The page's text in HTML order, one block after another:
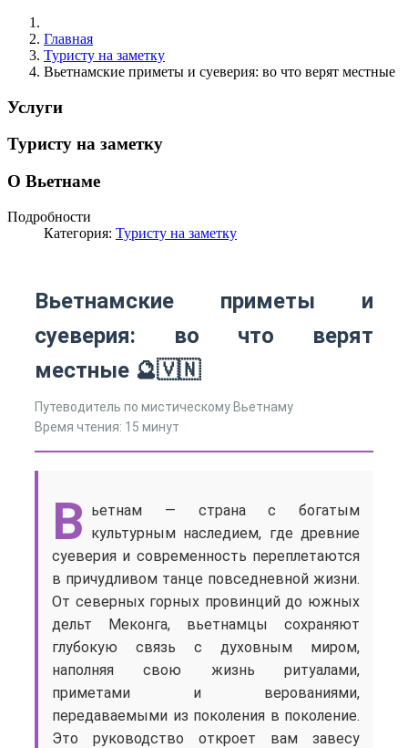
Главная
Туристу на заметку
Вьетнамские приметы и суеверия: во что верят местные
Услуги
Туристу на заметку
О Вьетнаме
Подробности
Категория: Туристу на заметку
Вьетнамские приметы и
суеверия: во что верят
местные 🔮🇻🇳
Путеводитель по мистическому Вьетнаму
Время чтения: 15 минут
В ьетнам — страна с богатым
культурным наследием, где древние
суеверия и современность переплетаются
в причудливом танце повседневной жизни.
От северных горных провинций до южных
дельт Меконга, вьетнамцы сохраняют
глубокую связь с духовным миром,
наполняя свою жизнь ритуалами,
приметами и верованиями,
передаваемыми из поколения в поколение.
Это руководство откроет вам завесу